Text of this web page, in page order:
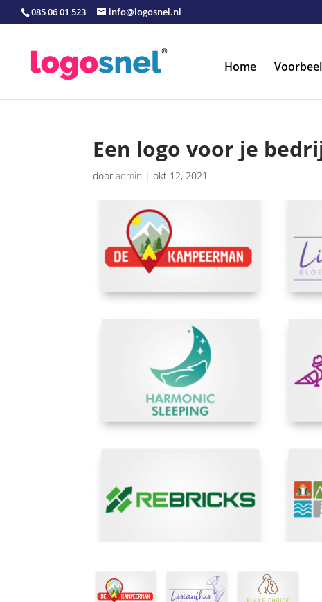
085 06 01 523 info@logosnel.nl
Home
Een logo voor je
dooradmin |okt 12, 2021